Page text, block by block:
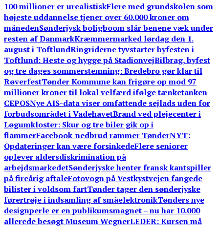
100 millioner er urealistiskFlere med grundskolen som
højeste uddannelse tjener over 60.000 kroner om
månedenSønderjysk boligboom slår benene væk under
resten af DanmarkKræmmermarked lørdag den 1.
august i ToftlundRingriderne tyvstarter byfesten i
Toftlund: Heste og hygge på StadionvejBilbrag, byfest
og tre dages sommerstemning: Bredebro gør klar til
RøverfestTønder Kommune kan frigøre op mod 97
millioner kroner til lokal velfærd ifølge tænketanken
CEPOSNye AIS-data viser omfattende sejlads uden for
forbudsområdet i VadehavetBrand ved plejecenter i
Løgumkloster: Skur og tre biler gik op i
flammerFacebook-nedbrud rammer TønderNYT:
Opdateringer kan være forsinkedeFlere seniorer
oplever aldersdiskrimination på
arbejdsmarkedetSønderjyske henter fransk kantspiller
på fireårig aftaleFotovogn på Vestkystvejen fangede
bilister i voldsom fartTønder tager den sønderjyske
førertrøje i indsamling af småelektronikTønders nye
designperle er en publikumsmagnet – nu har 10.000
allerede besøgt Museum WegnerLEDER: Kursen må